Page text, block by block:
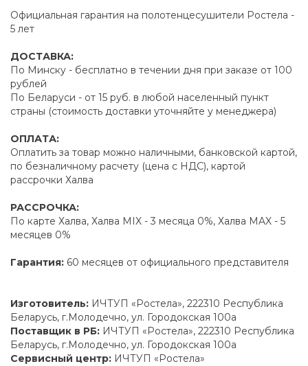
Официальная гарантия на полотенцесушители Ростела -
5 лет
ДОСТАВКА:
По Минску - бесплатно в течении дня при заказе от 100
рублей
По Беларуси - от 15 руб. в любой населенный пункт
страны (стоимость доставки уточняйте у менеджера)
ОПЛАТА:
Оплатить за товар можно наличными, банковской картой,
по безналичному расчету (цена с НДС), картой
рассрочки Халва
РАССРОЧКА:
По карте Халва, Халва MIX - 3 месяца 0%, Халва MAX - 5
месяцев 0%
Гарантия: 60 месяцев от официального представителя
Изготовитель: ИЧТУП «Ростела», 222310 Республика
Беларусь, г.Молодечно, ул. Городокская 100а
Поставщик в РБ: ИЧТУП «Ростела», 222310 Республика
Беларусь, г.Молодечно, ул. Городокская 100а
Сервисный центр: ИЧТУП «Ростела»